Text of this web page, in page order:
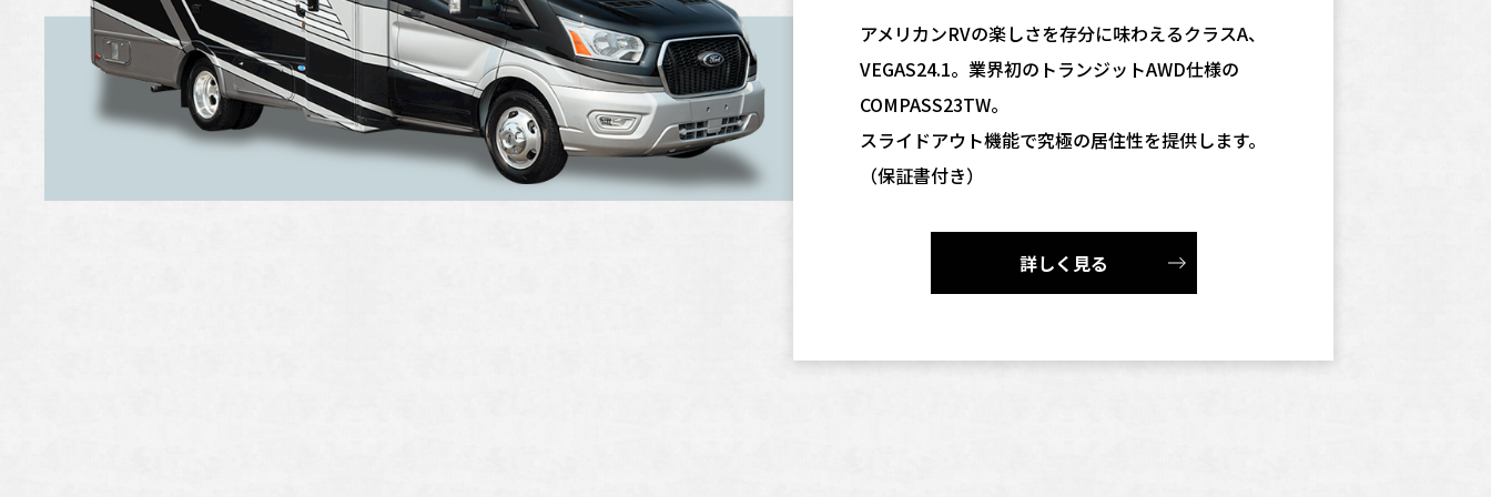
アメリカンRVの楽しさを存分に味わえるクラスA、
VEGAS24.1。業界初のトランジットAWD仕様の
COMPASS23TW。
スライドアウト機能で究極の居住性を提供します。
（保証書付き）
詳しく見る